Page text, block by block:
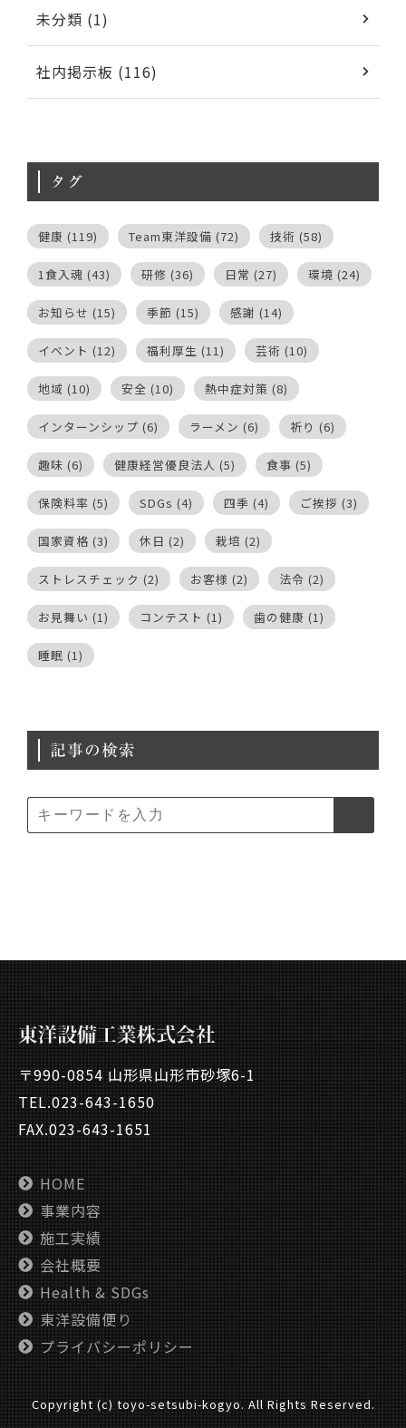
未分類 (1)
社内掲示板 (116)
タグ
健康 (119) Team東洋設備 (72) 技術 (58)
1食入魂 (43) 研修 (36) 日常 (27) 環境 (24)
お知らせ (15) 季節 (15) 感謝 (14)
イベント (12) 福利厚生 (11) 芸術 (10)
地域 (10) 安全 (10) 熱中症対策 (8)
インターンシップ (6) ラーメン (6) 祈り (6)
趣味 (6) 健康経営優良法人 (5) 食事 (5)
保険料率 (5) SDGs (4) 四季 (4) ご挨拶 (3)
国家資格 (3) 休日 (2) 栽培 (2)
ストレスチェック (2) お客様 (2) 法令 (2)
お見舞い (1) コンテスト (1) 歯の健康 (1)
睡眠 (1)
記事の検索
〒990-0854 山形県山形市砂塚6-1
TEL.023-643-1650
FAX.023-643-1651
HOME
事業内容
施工実績
会社概要
Health & SDGs
東洋設備便り
プライバシーポリシー
Copyright (c) toyo-setsubi-kogyo. All Rights Reserved.